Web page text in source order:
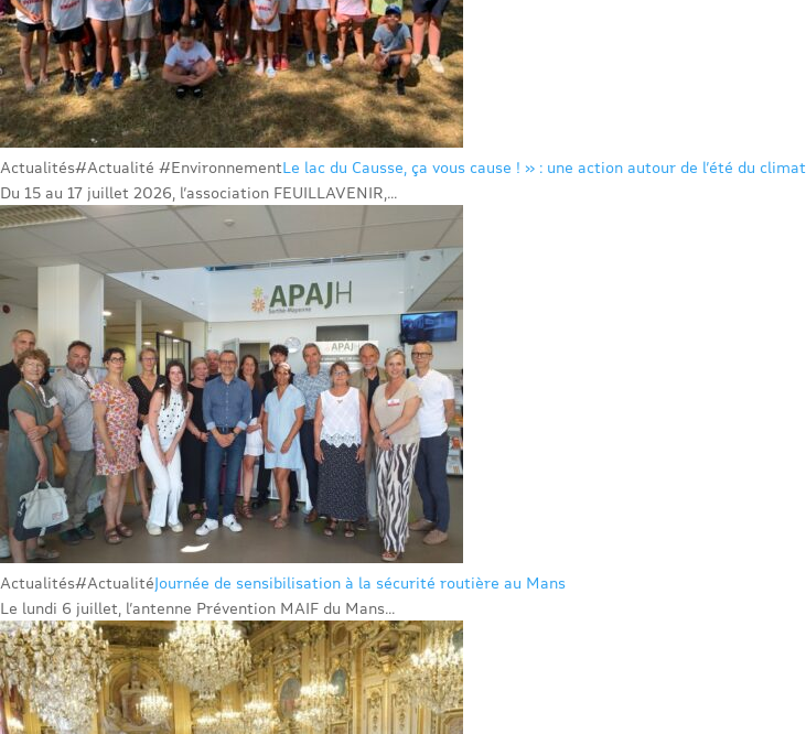
Actualités#Actualité #EnvironnementLe lac du Causse, ça vous cause ! » : une action autour de l’été du climat
Du 15 au 17 juillet 2026, l’association FEUILLAVENIR,...
Actualités#ActualitéJournée de sensibilisation à la sécurité routière au Mans
Le lundi 6 juillet, l’antenne Prévention MAIF du Mans...